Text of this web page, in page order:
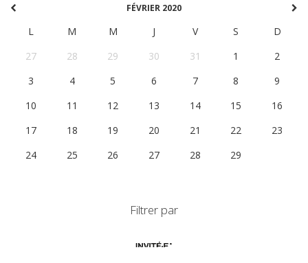
FÉVRIER 2020
L M M J V S
D
27
28 29 30 31 1
2
3
4 5 6 7 8
9
10
11 12 13 14 15
16
17
18 19 20 21 22
23
24
25 26 27 28 29
Filtrer par